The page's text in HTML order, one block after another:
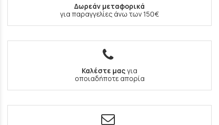
Δωρεάν μεταφορικά
για παραγγελίες άνω των 150€
Καλέστε μας για
οποιαδήποτε απορία